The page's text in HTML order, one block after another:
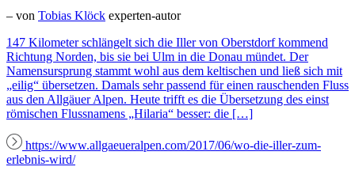
– von Tobias Klöck experten-autor
147 Kilometer schlängelt sich die Iller von Oberstdorf kommend
Richtung Norden, bis sie bei Ulm in die Donau mündet. Der
Namensursprung stammt wohl aus dem keltischen und ließ sich mit
„eilig“ übersetzen. Damals sehr passend für einen rauschenden Fluss
aus den Allgäuer Alpen. Heute trifft es die Übersetzung des einst
römischen Flussnamens „Hilaria“ besser: die […]
https://www.allgaeueralpen.com/2017/06/wo-die-iller-zum-
erlebnis-wird/